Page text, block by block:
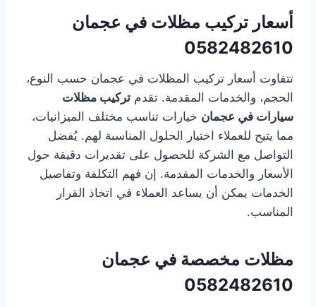
أسعار تركيب مظلات في عجمان
0582482610
تتفاوت أسعار تركيب المظلات في عجمان حسب النوع،
الحجم، والخدمات المقدمة. تقدم تركيب مظلات
سيارات في عجمان خيارات تناسب مختلف الميزانيات،
مما يتيح للعملاء اختيار الحلول المناسبة لهم. يُفضل
التواصل مع الشركة للحصول على تقديرات دقيقة حول
الأسعار والخدمات المقدمة. إن فهم التكلفة وتفاصيل
الخدمات يمكن أن يساعد العملاء في اتخاذ القرار
المناسب.
مظلات مخصصة في عجمان
0582482610